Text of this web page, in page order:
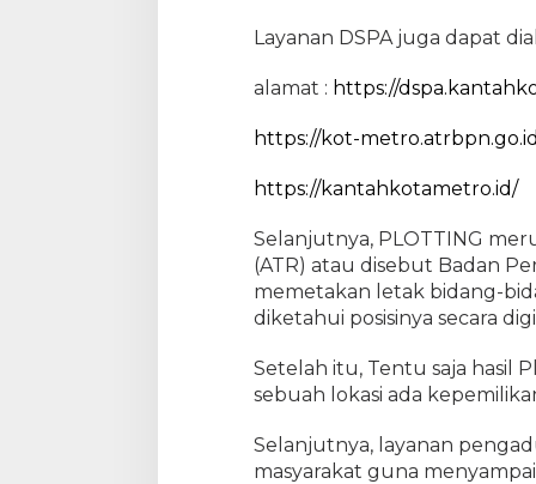
Layanan DSPA juga dapat
alamat : https://
https://kot-
https://kantahkotametro.id/
Selanjutnya, PLOTTING
(ATR) atau disebut Badan
memetakan letak bidang-
diketahui posisinya secara
Setelah itu, Tentu saja hasil
sebuah lokasi ada
Selanjutnya, layanan
masyarakat guna